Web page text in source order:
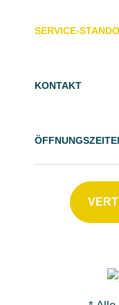
SERVICE-
KONTAKT